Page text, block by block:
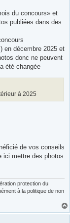
du concours» et
publiées dans des
en décembre 2025 et
donc ne peuvent
été changée
à 2025
de vos conseils
ici mettre des photos
protection du
à la politique de non